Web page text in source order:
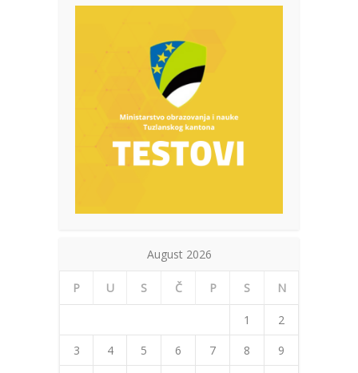
August 2026
P U S Č P S N
1
2
3
4 5 6 7 8
9